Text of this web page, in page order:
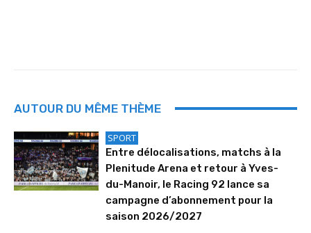
AUTOUR DU MÊME THÈME
SPORT
Entre délocalisations, matchs à la
Plenitude Arena et retour à Yves-
du-Manoir, le Racing 92 lance sa
campagne d’abonnement pour la
saison 2026/2027